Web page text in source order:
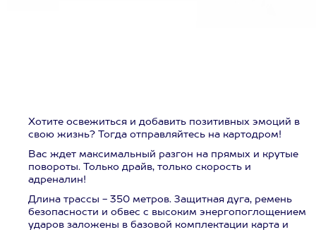
Хотите освежиться и добавить позитивных эмоций в
свою жизнь? Тогда отправляйтесь на картодром!
Вас ждет максимальный разгон на прямых и крутые
повороты. Только драйв, только скорость и
адреналин!
Длина трассы - 350 метров. Защитная дуга, ремень
безопасности и обвес с высоким энергопоглощением
ударов заложены в базовой комплектации карта и